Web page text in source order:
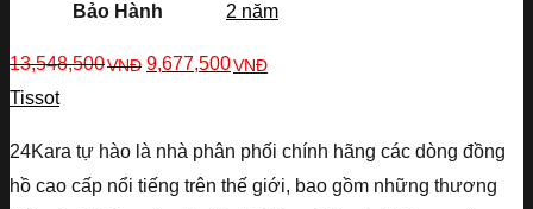
Bảo Hành 2 năm
13,548,500VNĐ 9,677,500VNĐ
Tissot
24Kara tự hào là nhà phân phối chính hãng các dòng đồng
hồ cao cấp nổi tiếng trên thế giới, bao gồm những thương